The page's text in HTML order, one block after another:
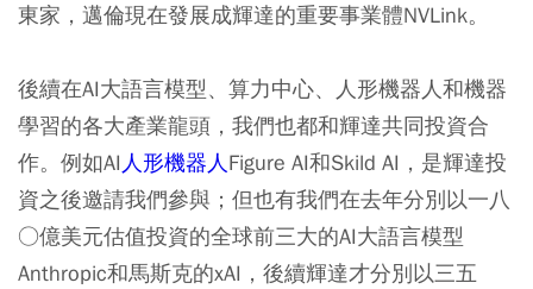
東家，邁倫現在發展成輝達的重要事業體NVLink。
後續在AI大語言模型、算力中心、人形機器人和機器
學習的各大產業龍頭，我們也都和輝達共同投資合
作。例如AI 人形機器人Figure AI和Skild AI，是輝達投
資之後邀請我們參與；但也有我們在去年分別以一八
○億美元估值投資的全球前三大的AI大語言模型
Anthropic和馬斯克的xAI，後續輝達才分別以三五